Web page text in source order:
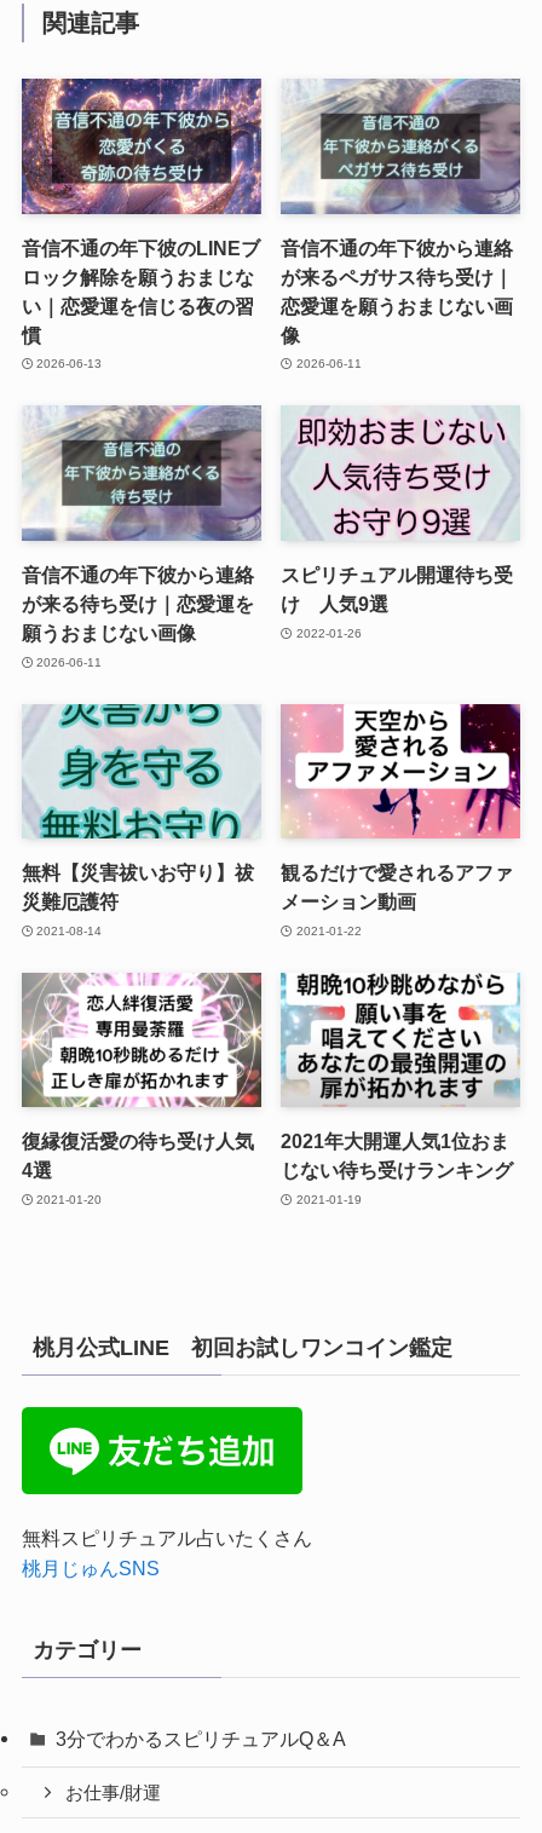
関連記事
音信不通の年下彼のLINEブ
ロック解除を願うおまじな
い｜恋愛運を信じる夜の習
慣
2026-06-13
音信不通の年下彼から連絡
が来るペガサス待ち受け｜
恋愛運を願うおまじない画
像
2026-06-11
音信不通の年下彼から連絡
が来る待ち受け｜恋愛運を
願うおまじない画像
2026-06-11
スピリチュアル開運待ち受
け 人気9選
2022-01-26
無料【災害祓いお守り】祓
災難厄護符
2021-08-14
観るだけで愛されるアファ
メーション動画
2021-01-22
復縁復活愛の待ち受け人気
4選
2021-01-20
2021年大開運人気1位おま
じない待ち受けランキング
2021-01-19
桃月公式LINE 初回お試しワンコイン鑑定
無料スピリチュアル占いたくさん
桃月じゅんSNS
カテゴリー
3分でわかるスピリチュアルQ＆A
お仕事/財運